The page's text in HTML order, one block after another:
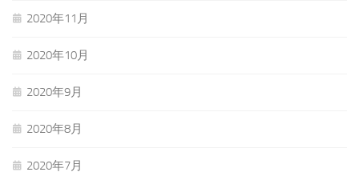
2020年11月
2020年10月
2020年9月
2020年8月
2020年7月